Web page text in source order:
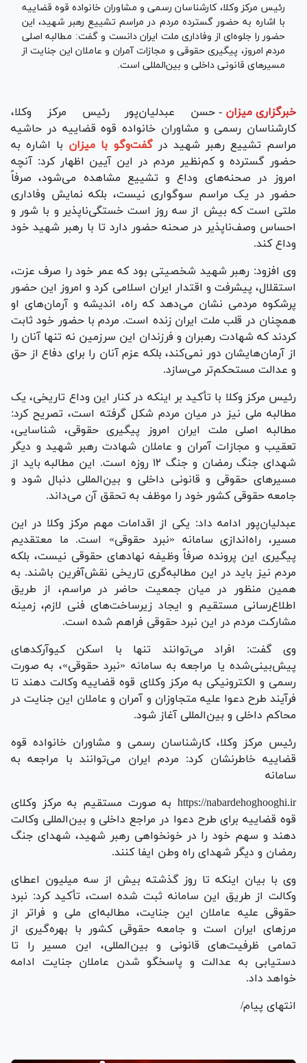
رئیس مرکز وکلا، کارشناسان رسمی و مشاوران خانواده قوه قضاییه
با اشاره به حضور گسترده مردم در مراسم تشییع رهبر شهید، این
حضور را جلوه‌ای از وفاداری ملت ایران دانست و گفت: مطالبه اصلی
مردم امروز، پیگیری حقوقی و مجازات آمران و عاملان این جنایت از
مسیر‌های قانونی داخلی و بین‌المللی است.
خبرگزاری میزان - حسن عبدلیان‌پور رئیس مرکز وکلا،
کارشناسان رسمی و مشاوران خانواده قوه قضاییه در حاشیه
مراسم تشییع رهبر شهید درگفت‌و‌گو با میزان با اشاره به
حضور گسترده و کم‌نظیر مردم در این آیین اظهار کرد: آنچه
امروز در صحنه‌های وداع و تشییع مشاهده می‌شود، صرفاً
حضور در یک مراسم سوگواری نیست، بلکه نمایش وفاداری
ملتی است که بیش از سه روز است خستگی‌ناپذیر و با شور و
احساس وصف‌ناپذیر در صحنه حضور دارد تا با رهبر شهید خود
وداع کند.
وی افزود: رهبر شهید شخصیتی بود که عمر خود را صرف عزت،
استقلال، پیشرفت و اقتدار ایران اسلامی کرد و امروز این حضور
پرشکوه مردمی نشان می‌دهد که راه، اندیشه و آرمان‌های او
همچنان در قلب ملت ایران زنده است. مردم با حضور خود ثابت
کردند که شهادت رهبران و فرزندان این سرزمین نه تنها آنان را
از آرمان‌هایشان دور نمی‌کند، بلکه عزم آنان را برای دفاع از حق
و عدالت مستحکم‌تر می‌سازد.
رئیس مرکز وکلا با تأکید بر اینکه در کنار این وداع تاریخی، یک
مطالبه ملی نیز در میان مردم شکل گرفته است، تصریح کرد:
مطالبه اصلی ملت ایران امروز پیگیری حقوقی، شناسایی،
تعقیب و مجازات آمران و عاملان شهادت رهبر شهید و دیگر
شهدای جنگ رمضان و جنگ ۱۲ روزه است. این مطالبه باید از
مسیر‌های حقوقی و قانونی داخلی و بین‌المللی دنبال شود و
جامعه حقوقی کشور خود را موظف به تحقق آن می‌داند.
عبدلیان‌پور ادامه داد: یکی از اقدامات مهم مرکز وکلا در این
مسیر، راه‌اندازی سامانه «نبرد حقوقی» است. ما معتقدیم
پیگیری این پرونده صرفاً وظیفه نهاد‌های حقوقی نیست، بلکه
مردم نیز باید در این مطالبه‌گری تاریخی نقش‌آفرین باشند. به
همین منظور در میان جمعیت حاضر در مراسم، از طریق
اطلاع‌رسانی مستقیم و ایجاد زیرساخت‌های فنی لازم، زمینه
مشارکت مردم در این نبرد حقوقی فراهم شده است.
وی گفت: افراد می‌توانند تنها با اسکن کیوآرکد‌های
پیش‌بینی‌شده یا مراجعه به سامانه «نبرد حقوقی»، به صورت
رسمی و الکترونیکی به مرکز وکلای قوه قضاییه وکالت دهند تا
فرآیند طرح دعوا علیه متجاوزان و آمران و عاملان این جنایت در
محاکم داخلی و بین‌المللی آغاز شود.
رئیس مرکز وکلا، کارشناسان رسمی و مشاوران خانواده قوه
قضاییه خاطرنشان کرد: مردم ایران می‌توانند با مراجعه به
سامانه
https://nabardehoghooghi.ir به صورت مستقیم به مرکز وکلای
قوه قضاییه برای طرح دعوا در مراجع داخلی و بین‌المللی وکالت
دهند و سهم خود را در خونخواهی رهبر شهید، شهدای جنگ
رمضان و دیگر شهدای راه وطن ایفا کنند.
وی با بیان اینکه تا روز گذشته بیش از سه میلیون اعطای
وکالت از طریق این سامانه ثبت شده است، تأکید کرد: نبرد
حقوقی علیه عاملان این جنایت، مطالبه‌ای ملی و فراتر از
مرز‌های ایران است و جامعه حقوقی کشور با بهره‌گیری از
تمامی ظرفیت‌های قانونی و بین‌المللی، این مسیر را تا
دستیابی به عدالت و پاسخگو شدن عاملان جنایت ادامه
خواهد داد.
انتهای پیام/